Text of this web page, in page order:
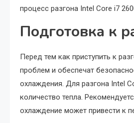
процесс разгона Intel Core i7
Подготовка к
Перед тем как приступить к
проблем и обеспечат
охлаждения. Для разгона Intel
количество тепла.
охлаждение может привести к